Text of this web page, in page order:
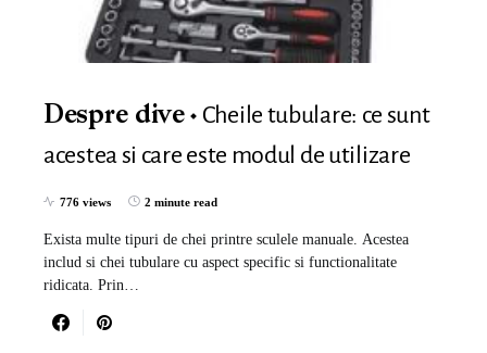
Despre dive
Cheile tubulare: ce sunt
acestea si care este modul de utilizare
776 views 2 minute read
Exista multe tipuri de chei printre sculele manuale. Acestea
includ si chei tubulare cu aspect specific si functionalitate
ridicata. Prin…